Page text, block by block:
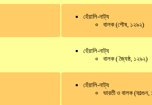
হেঁয়ালি-নাট্য
বালক (পৌষ, ১২৯২)
হেঁয়ালি-নাট্য
বালক ( জ্যৈষ্ঠ, ১২৯২)
হেঁয়ালি-নাট্য
ভারতী ও বালক